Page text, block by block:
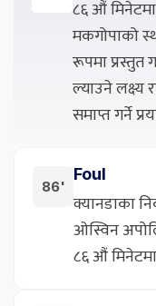
८६ औं
मकगोपाको
रूपमा प्रस्तुत
ल्याउने
समाप्त गर्ने
86'
Foul
क्यानडाका
ओस्विन
८६ औं